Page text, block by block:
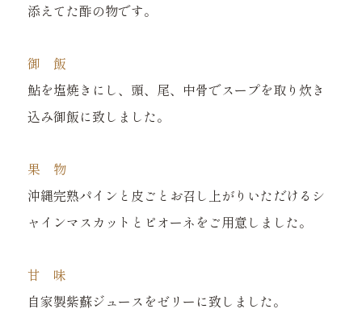
添えてた酢の物です。
御 飯
鮎を塩焼きにし、頭、尾、中骨でスープを取り炊き
込み御飯に致しました。
果 物
沖縄完熟パインと皮ごとお召し上がりいただけるシ
ャインマスカットとピオーネをご用意しました。
甘 味
自家製紫蘇ジュースをゼリーに致しました。